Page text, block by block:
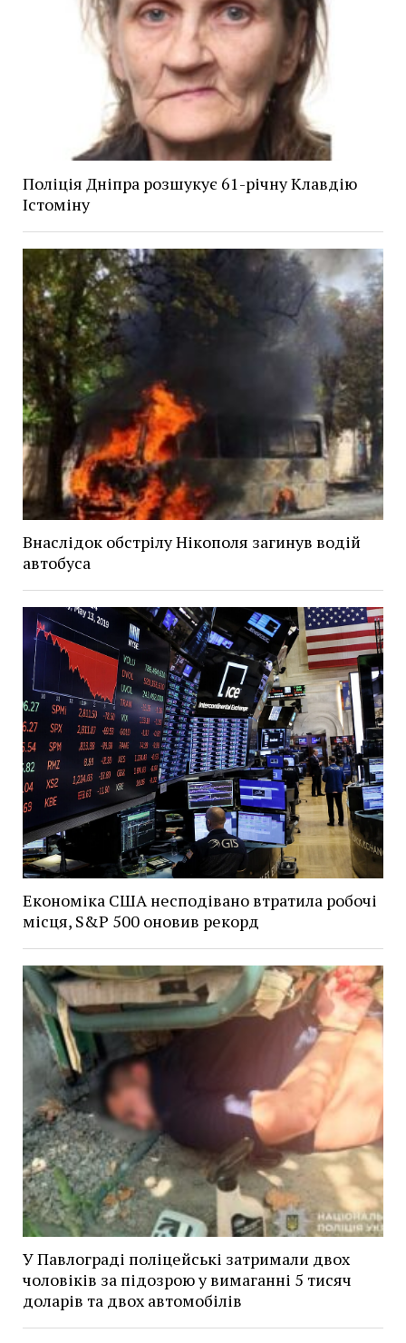
Поліція Дніпра розшукує 61-річну Клавдію
Істоміну
Внаслідок обстрілу Нікополя загинув водій
автобуса
Економіка США несподівано втратила робочі
місця, S&P 500 оновив рекорд
У Павлограді поліцейські затримали двох
чоловіків за підозрою у вимаганні 5 тисяч
доларів та двох автомобілів